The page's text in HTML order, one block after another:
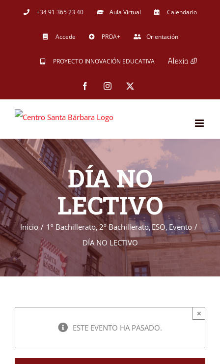
+34 91 365 23 40 Aula Virtual Calendario
Accede PROA+ Orientación
PROYECTO INNOVACIÓN EDUCATIVA
FacebookInstagram
DÍA NO
LECTIVO
Inicio 1º Bachillerato 2º Bachillerato ESO Evento
DÍA NO LECTIVO
ESTE EVENTO HA PASADO.
×